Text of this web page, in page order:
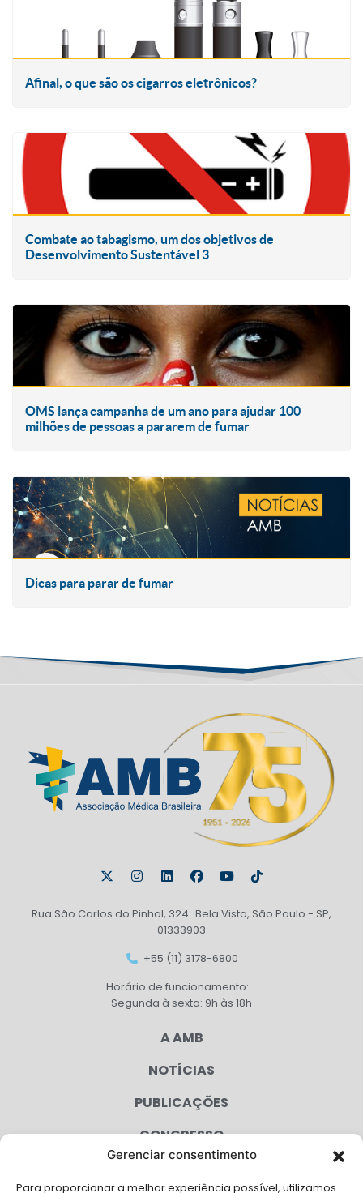
Gerenciar consentimento
Para proporcionar a melhor experiência possível, utilizamos
Afinal, o que são os cigarros eletrônicos?
Combate ao tabagismo, um dos objetivos de
Desenvolvimento Sustentável 3
OMS lança campanha de um ano para ajudar 100
milhões de pessoas a pararem de fumar
Dicas para parar de fumar
Rua São Carlos do Pinhal, 324 Bela Vista, São Paulo - SP,
01333903
+55 (11) 3178-6800
Horário de funcionamento:
Segunda à sexta: 9h às 18h
A AMB
NOTÍCIAS
PUBLICAÇÕES
CONGRESSO